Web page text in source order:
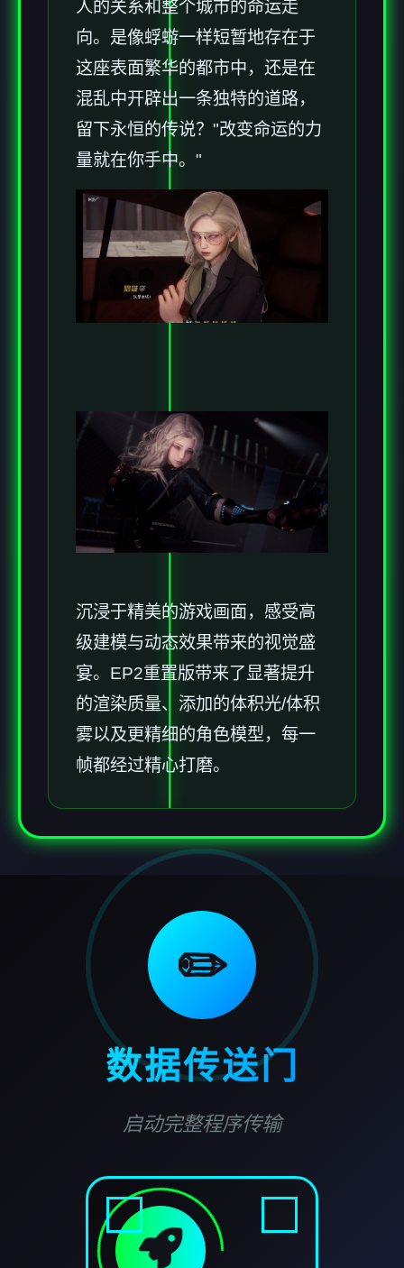
人的关系和整个城市的命运走
向。是像蜉蝣一样短暂地存在于
这座表面繁华的都市中，还是在
混乱中开辟出一条独特的道路，
留下永恒的传说？"改变命运的力
量就在你手中。"
沉浸于精美的游戏画面，感受高
级建模与动态效果带来的视觉盛
宴。EP2重置版带来了显著提升
的渲染质量、添加的体积光/体积
雾以及更精细的角色模型，每一
帧都经过精心打磨。
✏️
数据传送门
启动完整程序传输